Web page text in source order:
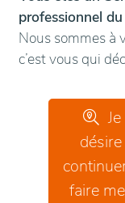
professionnel
Nous sommes à
c’est vous qui
Je
désire
faire